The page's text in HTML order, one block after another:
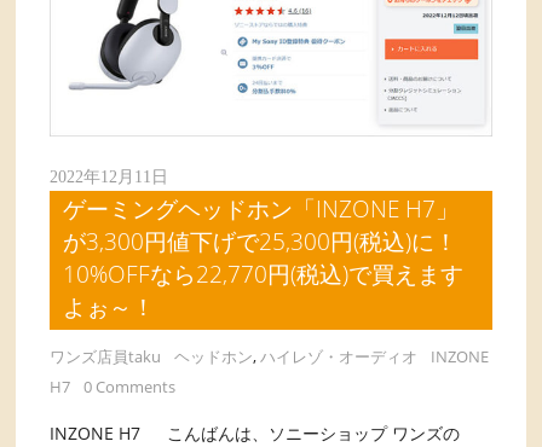
2022年12月11日
ゲーミングヘッドホン「INZONE H7」
が3,300円値下げで25,300円(税込)に！
10%OFFなら22,770円(税込)で買えます
よぉ～！
ワンズ店員taku ヘッドホン,ハイレゾ・オーディオ
INZONE
H7
0 Comments
INZONE H7 こんばんは、ソニーショップ ワンズの